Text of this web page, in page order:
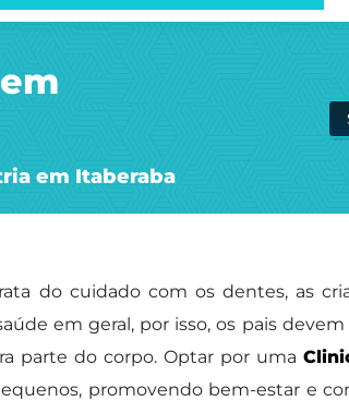
em Itaberaba
do cuidado com os dentes, as
em geral, por isso, os pais
parte do corpo. Optar por uma
promovendo bem-estar e